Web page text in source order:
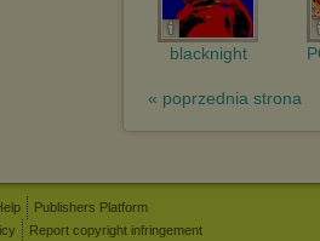
blacknight
« poprzednia strona
Publishers Platform
Report copyright infringement